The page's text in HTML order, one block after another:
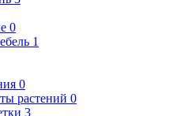
0
1
0
растений 0
3